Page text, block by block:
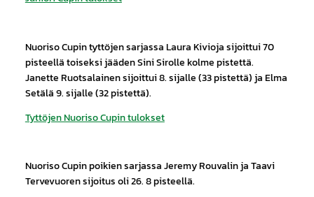
Nuoriso Cupin tyttöjen sarjassa Laura Kivioja sijoittui 70
pisteellä toiseksi jääden Sini Sirolle kolme pistettä.
Janette Ruotsalainen sijoittui 8. sijalle (33 pistettä) ja Elma
Setälä 9. sijalle (32 pistettä).
Tyttöjen Nuoriso Cupin tulokset
Nuoriso Cupin poikien sarjassa Jeremy Rouvalin ja Taavi
Tervevuoren sijoitus oli 26. 8 pisteellä.